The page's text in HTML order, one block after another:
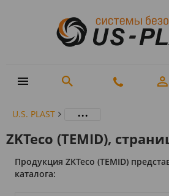
U.S. PLAST ...
ZKTeco (TEMID),
Продукция ZKTeco (TEMID)
каталога: